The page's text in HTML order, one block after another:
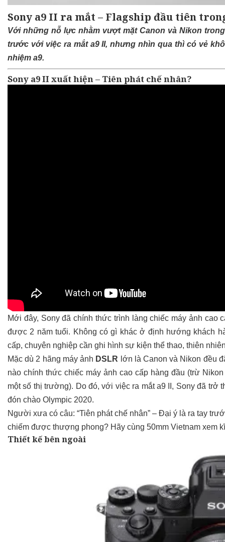
Sony a9 II ra mắt – Flagship đầu tiên
Với những nỗ lực nhằm vượt mặt Canon và Nikon
trước với việc ra mắt a9 II, nhưng nhìn qua thì có vẻ
nhiệm a9.
Sony a9 II xuất hiện – Tiên phát chế nhân?
Mới đây, Sony đã chính thức trình làng chiếc máy ảnh cao
được 2 năm tuổi. Không có gì khác ở định hướng khách
cấp, chuyên nghiệp cần ghi hình sự kiện thể thao, thiên
Mặc dù 2 hãng máy ảnh DSLR lớn là Canon và Nikon đều
nào chính thức chiếc máy ảnh cao cấp hàng đầu (trừ
một số thị trường). Do đó, với việc ra mắt a9 II, Sony đã trở
đón chào Olympic 2020.
Người xưa có câu: “Tiên phát chế nhân” – Đại ý là ra tay
chiếm được thượng phong? Hãy cùng 50mm Vietnam xem
Thiết kế bên ngoài